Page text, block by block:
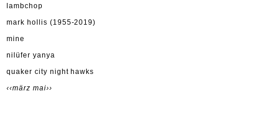
lambchop
mark hollis (1955-2019)
mine
nilüfer yanya
quaker city night hawks
‹‹märz mai››